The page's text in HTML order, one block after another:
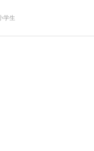
学生